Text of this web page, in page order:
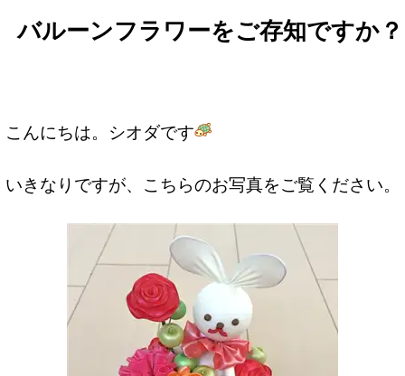
バルーンフラワーをご存知ですか？
こんにちは。シオダです
いきなりですが、こちらのお写真をご覧ください。